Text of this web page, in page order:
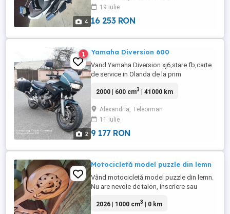
4
19 iulie
16 253 RON
2
1 Yamaha Diversion 600
Vand Yamaha Diversion xj6,stare fb,carte
de service in Olanda de la prim
noi,2 randuri de chei plus lacat pentru
joasa! Mai include gps tomtom!
WhatsApp 0 zer04 orice proba!! Fara
cutiile laterale!!!!
2000 | 600 cm3 | 41000 km
Alexandria, Teleorman
11 iulie
9 177 RON
Motocicletă model puzzle din lemn
Vând motocicletă model puzzle din lemn.
Nu are nevoie de talon, inscriere sau
Ideală pentru vitrine in magazinele din
2026 | 1000 cm3 | 0 km